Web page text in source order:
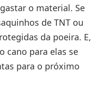
o material. Se
de TNT ou
da poeira. E,
cano para elas se
para o próximo